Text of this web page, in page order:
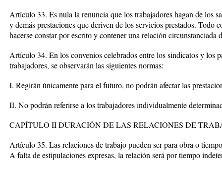
Artículo 33. Es nula la renuncia que los trabajadores hagan de los
y demás prestaciones que deriven de los servicios prestados. Todo
hacerse constar por escrito y contener una relación circunstanciada
Artículo 34. En los convenios celebrados entre los sindicatos y los
trabajadores, se observarán las siguientes normas:
I. Regirán únicamente para el futuro, no podrán afectar las
II. No podrán referirse a los trabajadores individualmente
CAPÍTULO II DURACIÓN DE LAS RELACIONES DE
Artículo 35. Las relaciones de trabajo pueden ser para obra o
A falta de estipulaciones expresas, la relación será por tiempo